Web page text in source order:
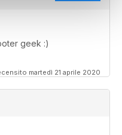
geek :)
martedì 21 aprile 2020